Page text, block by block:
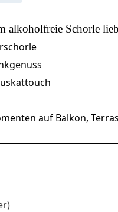
alkoholfreie Schorle
auf Balkon,